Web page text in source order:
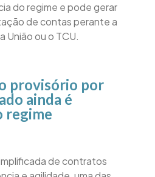
do regime e pode gerar
de contas perante a
União ou o TCU.
provisório por
ainda é
regime
de contratos